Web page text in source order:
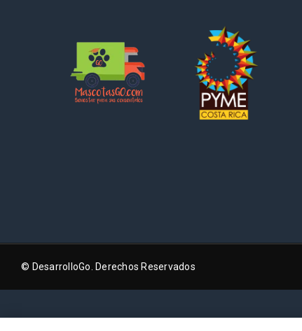
© DesarrolloGo. Derechos Reservados